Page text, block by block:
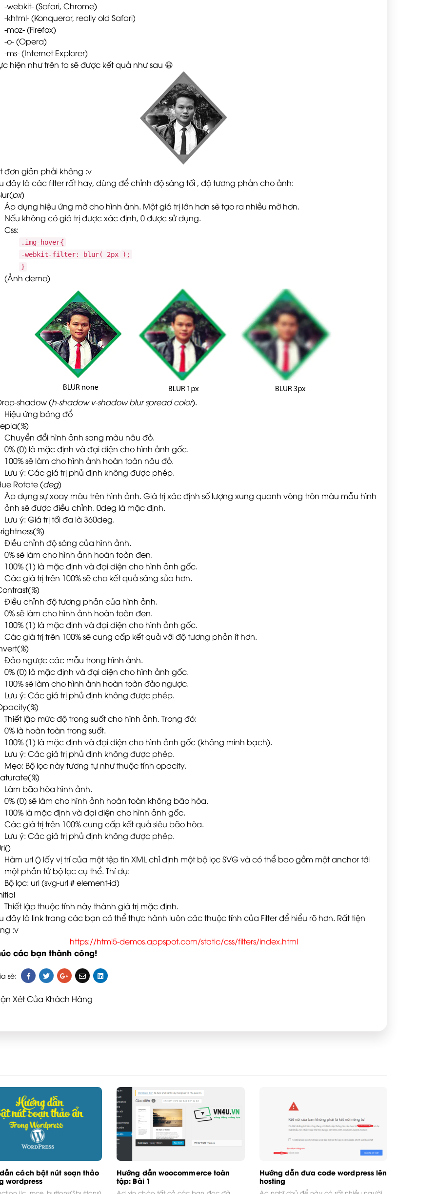
-webkit- (Safari, Chrome)
-khtml- (Konqueror, really old Safari)
-moz- (Firefox)
-o- (Opera)
-ms- (Internet Explorer)
hiện như trên ta sẽ được kết quả như sau 😀
đơn giản phải không :v
đây là các filter rất hay, dùng để chỉnh độ sáng tối , độ tương phản cho ảnh:
px)
Áp dụng hiệu ứng mờ cho hình ảnh. Một giá trị lớn hơn sẽ tạo ra nhiều mờ hơn.
Nếu không có giá trị được xác định, 0 được sử dụng.
Css:
.img-hover{
-webkit-filter: blur(
2px
);
}
(Ảnh demo)
shadow (h-shadow v-shadow blur spread color).
Hiệu ứng bóng đổ
%)
Chuyển đổi hình ảnh sang màu nâu đỏ.
0% (0) là mặc định và đại diện cho hình ảnh gốc.
100% sẽ làm cho hình ảnh hoàn toàn nâu đỏ.
Lưu ý: Các giá trị phủ định không được phép.
Rotate (deg)
Áp dụng sự xoay màu trên hình ảnh. Giá trị xác định số lượng xung quanh vòng tròn màu mẫu hình
ảnh sẽ được điều chỉnh. 0deg là mặc định.
Lưu ý: Giá trị tối đa là 360deg.
%)
Điều chỉnh độ sáng của hình ảnh.
0% sẽ làm cho hình ảnh hoàn toàn đen.
100% (1) là mặc định và đại diện cho hình ảnh gốc.
Các giá trị trên 100% sẽ cho kết quả sáng sủa hơn.
%)
Điều chỉnh độ tương phản của hình ảnh.
0% sẽ làm cho hình ảnh hoàn toàn đen.
100% (1) là mặc định và đại diện cho hình ảnh gốc.
Các giá trị trên 100% sẽ cung cấp kết quả với độ tương phản ít hơn.
%)
Đảo ngược các mẫu trong hình ảnh.
0% (0) là mặc định và đại diện cho hình ảnh gốc.
100% sẽ làm cho hình ảnh hoàn toàn đảo ngược.
Lưu ý: Các giá trị phủ định không được phép.
%)
Thiết lập mức độ trong suốt cho hình ảnh. Trong đó:
0% là hoàn toàn trong suốt.
100% (1) là mặc định và đại diện cho hình ảnh gốc (không minh bạch).
Lưu ý: Các giá trị phủ định không được phép.
Mẹo: Bộ lọc này tương tự như thuộc tính opacity.
%)
Làm bão hòa hình ảnh.
0% (0) sẽ làm cho hình ảnh hoàn toàn không bão hòa.
100% là mặc định và đại diện cho hình ảnh gốc.
Các giá trị trên 100% cung cấp kết quả siêu bão hòa.
Lưu ý: Các giá trị phủ định không được phép.
Hàm url () lấy vị trí của một tệp tin XML chỉ định một bộ lọc SVG và có thể bao gồm một anchor tới
một phần tử bộ lọc cụ thể. Thí dụ:
Bộ lọc: url (svg-url # element-id)
Thiết lập thuộc tính này thành giá trị mặc định.
đây là link trang các bạn có thể thực hành luôn các thuộc tính của Filter để hiểu rõ hơn. Rất tiện
:v
https://html5-demos.appspot.com/static/css/filters/index.html
các bạn thành công!
sẻ:
Xét Của Khách Hàng
cách bật nút soạn thảo
wordpress
Hướng dẫn woocommerce toàn
tập: Bài 1
Hướng dẫn đưa code wordpress lên
hosting